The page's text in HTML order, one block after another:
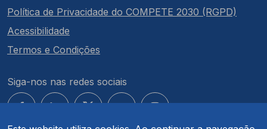
Política de Privacidade do COMPETE 2030 (RGPD)
Acessibilidade
Termos e Condições
Siga-nos nas redes sociais